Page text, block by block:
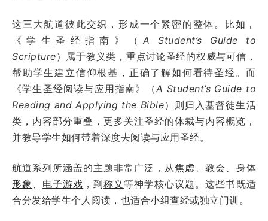
这三大航道彼此交织，形成一个紧密的整体。比如，
《学生圣经指南》（A Student’s Guide to
Scripture）属于教义类，重点讨论圣经的权威与可信，
帮助学生建立信仰根基，正确了解如何看待圣经。而
《学生圣经阅读与应用指南》（A Student’s Guide to
Reading and Applying the Bible）则归入基督徒生活
类，内容部分重叠，更多关注圣经的体裁与内容概览，
并教导学生如何带着深度去阅读与应用圣经。
航道系列所涵盖的主题非常广泛，从焦虑 、教会
身体
形象
电子游戏 ，到称义等神学核心议题。这些书既适
合分发给学生个人阅读，也适合小组查经或独立门训。